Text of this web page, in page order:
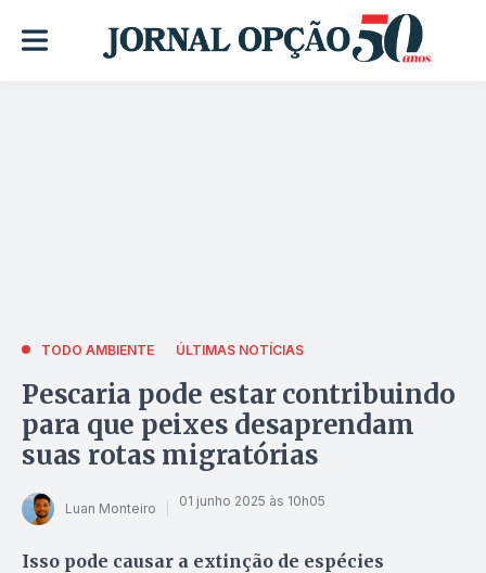
TODO AMBIENTE ÚLTIMAS NOTÍCIAS
Pescaria pode estar contribuindo
para que peixes desaprendam
suas rotas migratórias
Luan Monteiro 01 junho 2025 às 10h05
Isso pode causar a extinção de espécies